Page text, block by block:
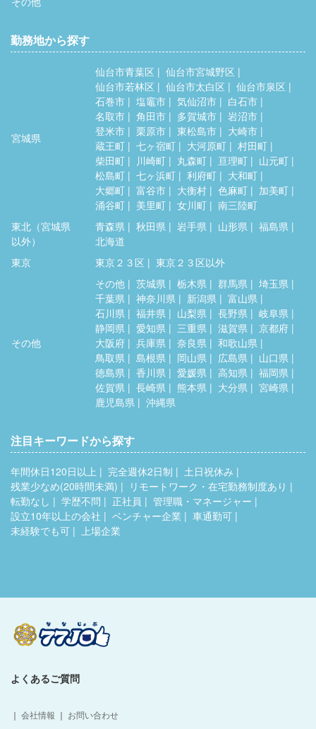
勤務地から探す
宮城県
仙台市青葉区
仙台市宮城野区
仙台市若林区
仙台市太白区
仙台市泉区
石巻市
塩竈市 気仙沼市
白石市
名取市
角田市 多賀城市
岩沼市
登米市
栗原市 東松島市
大崎市
蔵王町
七ヶ宿町 大河原町
村田町
柴田町
川崎町 丸森町 亘理町
山元町
松島町
七ヶ浜町 利府町
大和町
大郷町
富谷市 大衡村 色麻町
加美町
涌谷町
美里町 女川町
南三陸町
東北（宮城県
以外）
青森県 秋田県 岩手県 山形県
福島県
北海道
東京
東京２３区 東京２３区以外
その他
その他 茨城県 栃木県 群馬県
埼玉県
千葉県
神奈川県 新潟県
富山県
石川県
福井県 山梨県 長野県
岐阜県
静岡県
愛知県 三重県 滋賀県
京都府
大阪府
兵庫県 奈良県
和歌山県
鳥取県
島根県 岡山県 広島県
山口県
徳島県
香川県 愛媛県 高知県
福岡県
佐賀県
長崎県 熊本県 大分県
宮崎県
鹿児島県
沖縄県
注目キーワードから探す
年間休日120日以上 完全週休2日制
土日祝休み
残業少なめ(20時間未満)
リモートワーク・在宅勤務制度あり
転勤なし
学歴不問 正社員
管理職・マネージャー
設立10年以上の会社
ベンチャー企業
車通勤可
未経験でも可
上場企業
よくあるご質問
｜ 会社情報 ｜ お問い合わせ